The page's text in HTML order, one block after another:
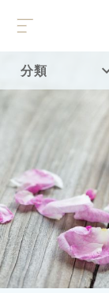
分類
首頁